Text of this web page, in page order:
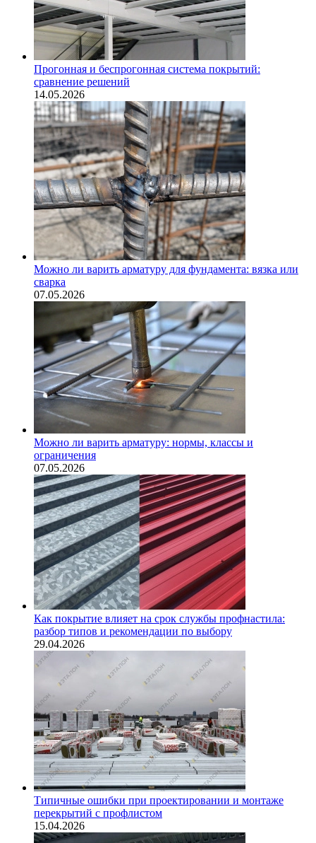
Прогонная и беспрогонная система покрытий:
сравнение решений
14.05.2026
Можно ли варить арматуру для фундамента: вязка или
сварка
07.05.2026
Можно ли варить арматуру: нормы, классы и
ограничения
07.05.2026
Как покрытие влияет на срок службы профнастила:
разбор типов и рекомендации по выбору
29.04.2026
Типичные ошибки при проектировании и монтаже
перекрытий с профлистом
15.04.2026